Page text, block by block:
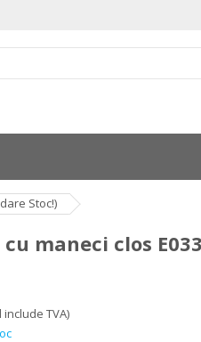
Stoc!)
maneci clos
include TVA)